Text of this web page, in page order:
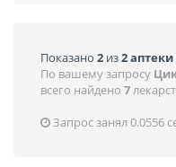
Показано 2 из2
По вашему запросу
всего найдено 7
Запрос занял 0.0556